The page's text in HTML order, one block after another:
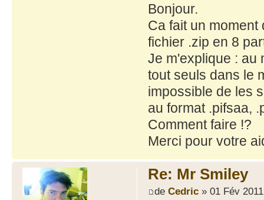
Bonjour.
Ca fait un
fichier .zip en 8
Je m'explique : au
tout seuls dans le
impossible de les
au format .pifsaa,
Comment faire !?
Merci pour votre
Re: Mr Smiley
de Cedric» 01 Fév